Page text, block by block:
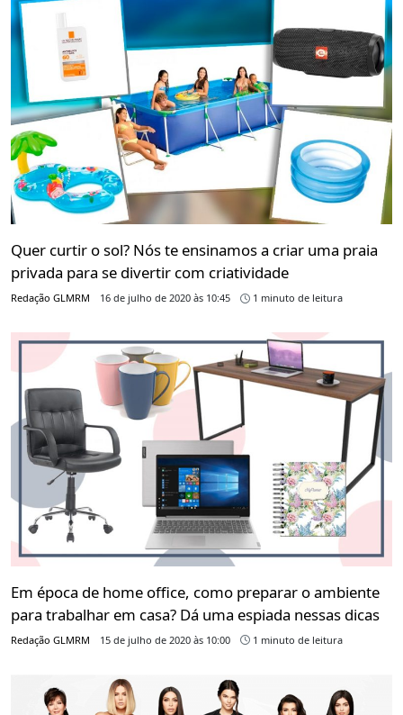
Quer curtir o sol? Nós te ensinamos a criar uma praia
privada para se divertir com criatividade
Redação GLMRM 16 de julho de 2020 às 10:45 1 minuto de leitura
Em época de home office, como preparar o ambiente
para trabalhar em casa? Dá uma espiada nessas dicas
Redação GLMRM 15 de julho de 2020 às 10:00 1 minuto de leitura